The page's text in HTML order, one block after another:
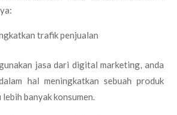
trafik penjualan
jasa dari digital marketing, anda
hal meningkatkan sebuah produk
banyak konsumen.